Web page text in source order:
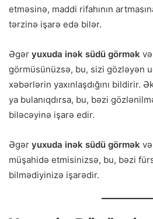
etməsinə, maddi rifahının
tərzinə işarə edə bilər.
Əgər yuxuda inək südü görmək
görmüsünüzsə, bu, sizi gözləyən
xəbərlərin yaxınlaşdığını bildirir.
ya bulanıqdırsa, bu, bəzi
biləcəyinə işarə edir.
Əgər yuxuda inək südü görmək
müşahidə etmisinizsə, bu, bəzi
bilmədiyinizə işarədir.